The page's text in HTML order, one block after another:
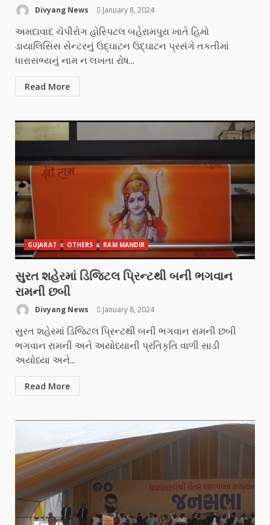
Divyang News January 8, 2024
અમદાવાદ ચેપીરોગ હોસ્પિટલ બહેરામપુરા ખાતે હિમો
ડાયાલિસિસ સેન્ટરનું ઉદ્ઘાટન ઉદ્ઘાટન પ્રસંગે તકતીમાં
ધારાસભ્યનું નામ ન લખતા રોષ...
Read More
GUJARAT OTHERS RAM MANDIR
સુરત શહેરમાં ડિજિટલ પ્રિન્ટથી બની ભગવાન
રામની છબી
Divyang News January 8, 2024
સુરત શહેરમાં ડિજિટલ પ્રિન્ટથી બની ભગવાન રામની છબી
ભગવાન રામની અને અયોધ્યાની પ્રતિકૃતિ વાળી સાડી
અયોધ્યા અને...
Read More